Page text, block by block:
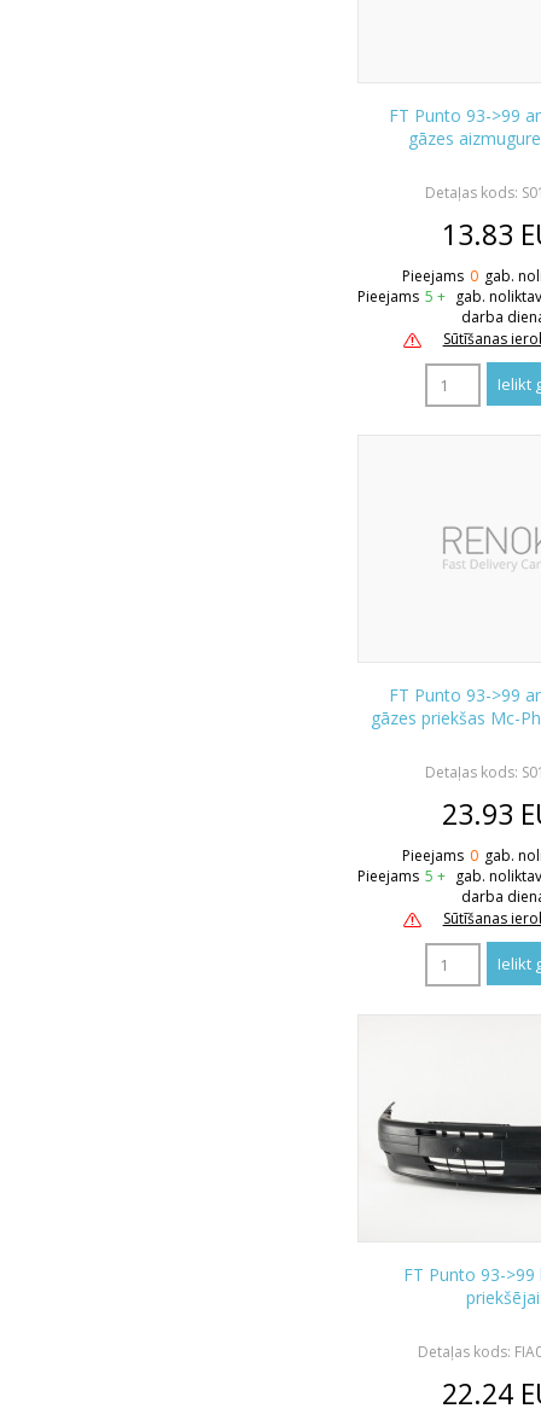
FT Punto 93->99
gāzes
Detaļas kods:
13.83
Pieejams 0 gab.
Pieejams 5 + gab.
darba
Sūtīšanas
FT Punto 93->99
gāzes priekšas Mc-
Detaļas kods:
23.93
Pieejams 0 gab.
Pieejams 5 + gab.
darba
Sūtīšanas
FT Punto 93->99
Detaļas kods:
22.24